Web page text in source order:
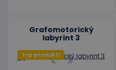
Grafomotorický
labyrint 3
Top produkt!